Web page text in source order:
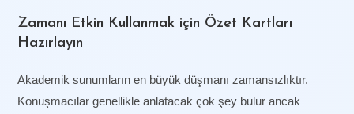
Zamanı Etkin Kullanmak için Özet Kartları
Hazırlayın
Akademik sunumların en büyük düşmanı zamansızlıktır.
Konuşmacılar genellikle anlatacak çok şey bulur ancak